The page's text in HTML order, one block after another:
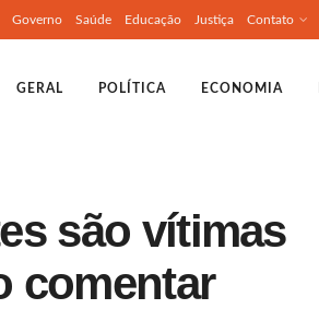
Governo Saúde Educação Justiça Contato
GERAL POLÍTICA ECONOMIA
são vítimas
comentar